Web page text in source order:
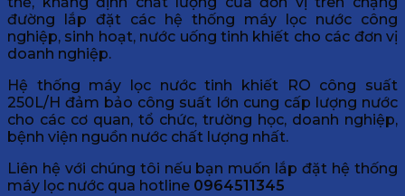
đường lắp đặt các hệ thống máy lọc nước công
nghiệp, sinh hoạt, nước uống tinh khiết cho các đơn vị
doanh nghiệp.
Hệ thống máy lọc nước tinh khiết RO công suất
250L/H đảm bảo công suất lớn cung cấp lượng nước
cho các cơ quan, tổ chức, trường học, doanh nghiệp,
bệnh viện nguồn nước chất lượng nhất.
Liên hệ với chúng tôi nếu bạn muốn lắp đặt hệ thống
máy lọc nước qua hotline 0964511345